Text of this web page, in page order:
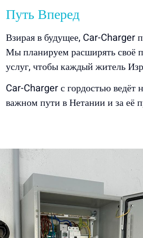
Путь Вперед
Взирая в будущее, Car-Charger
Мы планируем расширять своё
услуг, чтобы каждый житель
Car-Charger с гордостью ведёт
важном пути в Нетании и за её